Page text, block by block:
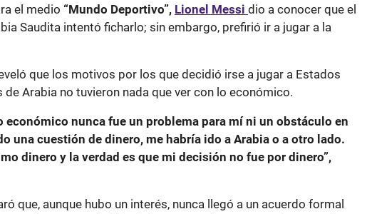
el medio “Mundo Deportivo”, Lionel Messi dio a conocer que el
Saudita intentó ficharlo; sin embargo, prefirió ir a jugar a la
que los motivos por los que decidió irse a jugar a Estados
de Arabia no tuvieron nada que ver con lo económico.
económico nunca fue un problema para mí ni un obstáculo en
una cuestión de dinero, me habría ido a Arabia o a otro lado.
dinero y la verdad es que mi decisión no fue por dinero”,
que, aunque hubo un interés, nunca llegó a un acuerdo formal